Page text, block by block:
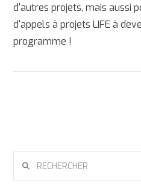
d'autres projets, mais aussi
d'appels à projets LIFE à
programme !